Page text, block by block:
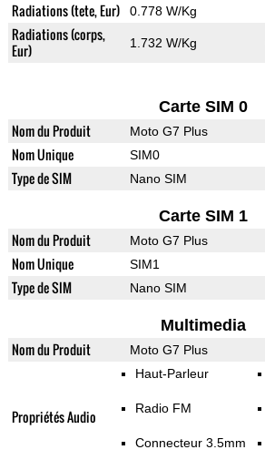
Radiations (tete, Eur) 0.778 W/Kg
Radiations (corps,
Eur)
1.732 W/Kg
Carte SIM 0
Nom du Produit Moto G7 Plus
Nom Unique SIM0
Type de SIM Nano SIM
Carte SIM 1
Nom du Produit Moto G7 Plus
Nom Unique SIM1
Type de SIM Nano SIM
Multimedia
Nom du Produit Moto G7 Plus
Propriétés Audio
Haut-Parleur
Radio FM
Connecteur 3.5mm